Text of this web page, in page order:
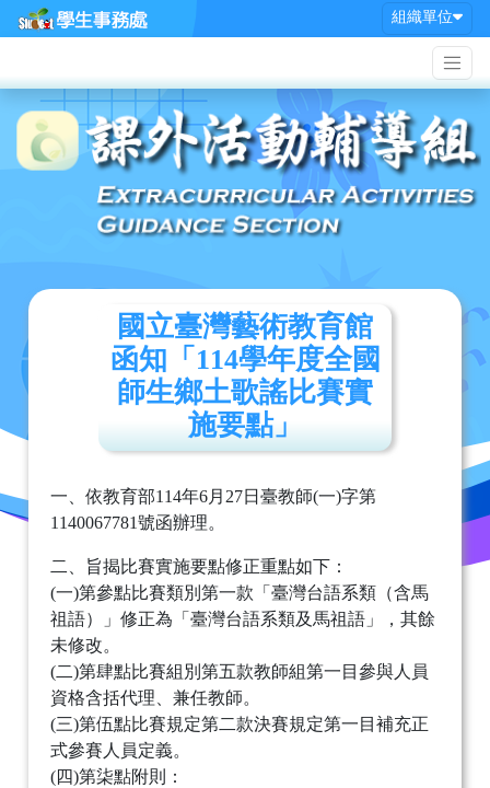
組織單位
國立臺灣藝術教育館
函知「114學年度全國
師生鄉土歌謠比賽實
施要點」
一、依教育部114年6月27日臺教師(一)字第
1140067781號函辦理。
二、旨揭比賽實施要點修正重點如下：
(一)第參點比賽類別第一款「臺灣台語系類（含馬
祖語）」修正為「臺灣台語系類及馬祖語」，其餘
未修改。
(二)第肆點比賽組別第五款教師組第一目參與人員
資格含括代理、兼任教師。
(三)第伍點比賽規定第二款決賽規定第一目補充正
式參賽人員定義。
(四)第柒點附則：